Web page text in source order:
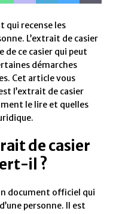
qui recense les
L’extrait de casier
de ce casier qui peut
démarches
Cet article vous
l’extrait de casier
le lire et quelles
de casier
il ?
document officiel qui
personne. Il est